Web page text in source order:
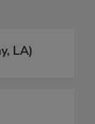
LA)